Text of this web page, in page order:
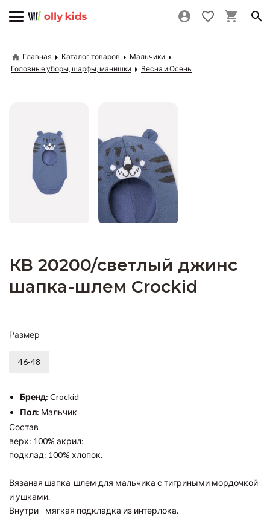
Главная Каталог товаров
Мальчики
Головные уборы, шарфы, манишки
Весна и Осень
КВ 20200/светлый джинс
шапка-шлем Crockid
Размер
46-48
Бренд: Crockid
Пол: Мальчик
Состав
верх: 100% акрил;
подклад: 100% хлопок.
Вязаная шапка-шлем для мальчика с тигриными мордочкой
и ушками.
Внутри - мягкая подкладка из интерлока.